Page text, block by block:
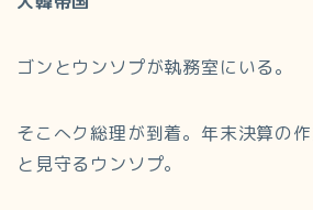
ゴンとウンソプが執務室にいる。
そこへク総理が到着。年末決算の
と見守るウンソプ。